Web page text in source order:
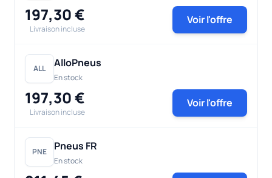
197,30 €
Livraison incluse
Voir l'offre
ALL AlloPneus
En stock
197,30 €
Livraison incluse
Voir l'offre
PNE Pneus FR
En stock